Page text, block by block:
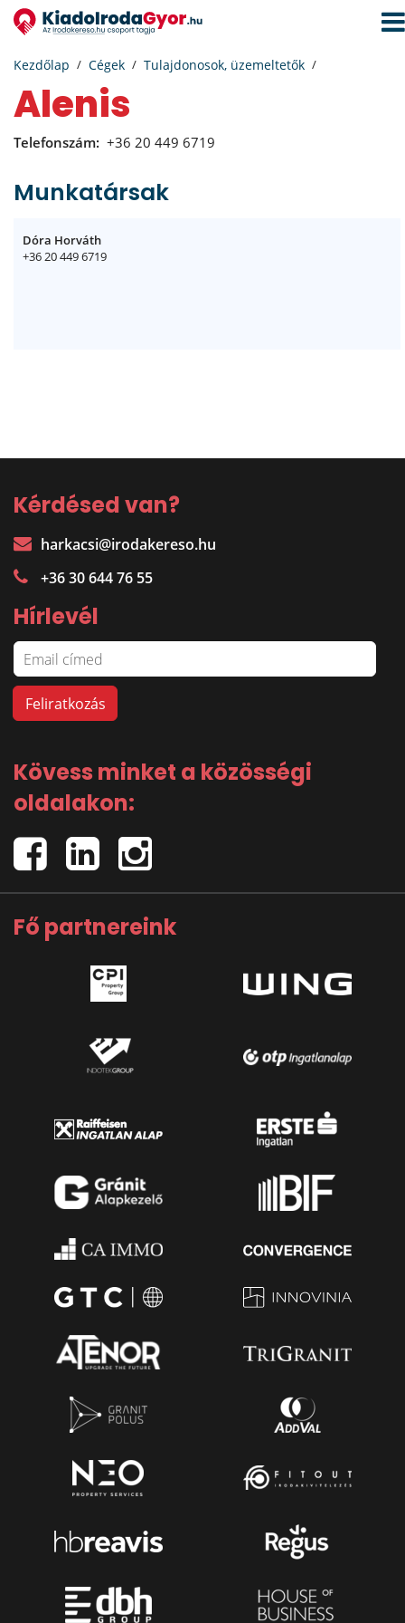
Kezdőlap Cégek Tulajdonosok, üzemeltetők
Alenis
Telefonszám: +36 20 449 6719
Munkatársak
Dóra Horváth
+36 20 449 6719
Kérdésed van?
harkacsi@irodakereso.hu
+36 30 644 76 55
Hírlevél
Kövess minket a közösségi
oldalakon:
Fő partnereink